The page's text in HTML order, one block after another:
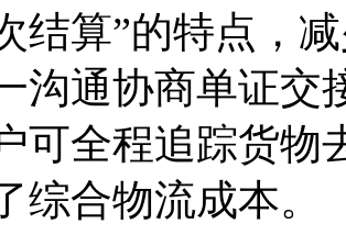
结算”的特点，
沟通协商单证交
可全程追踪货物
综合物流成本。